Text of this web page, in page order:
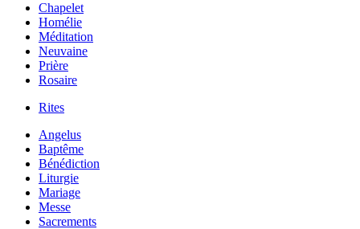
Chapelet
Homélie
Méditation
Neuvaine
Prière
Rosaire
Rites
Angelus
Baptême
Bénédiction
Liturgie
Mariage
Messe
Sacrements